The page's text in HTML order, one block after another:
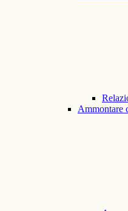
Ammontare